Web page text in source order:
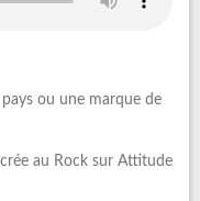
ou une marque de
au Rock sur Attitude